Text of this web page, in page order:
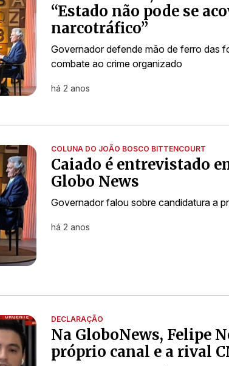
“Estado não pode se
narcotráfico”
Governador defende mão de ferro das
combate ao crime organizado
há 2 anos
COLUNA DO JOÃO BOSCO BITTENCOURT
Caiado é entrevistado
Globo News
Governador falou sobre candidatura a
há 2 anos
DECLARAÇÃO
Na GloboNews, Felipe
próprio canal e a rival